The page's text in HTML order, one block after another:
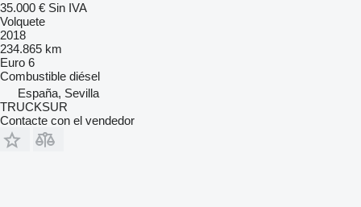
35.000 € Sin IVA
Volquete
2018
234.865 km
Euro 6
Combustible diésel
España, Sevilla
TRUCKSUR
Contacte con el vendedor